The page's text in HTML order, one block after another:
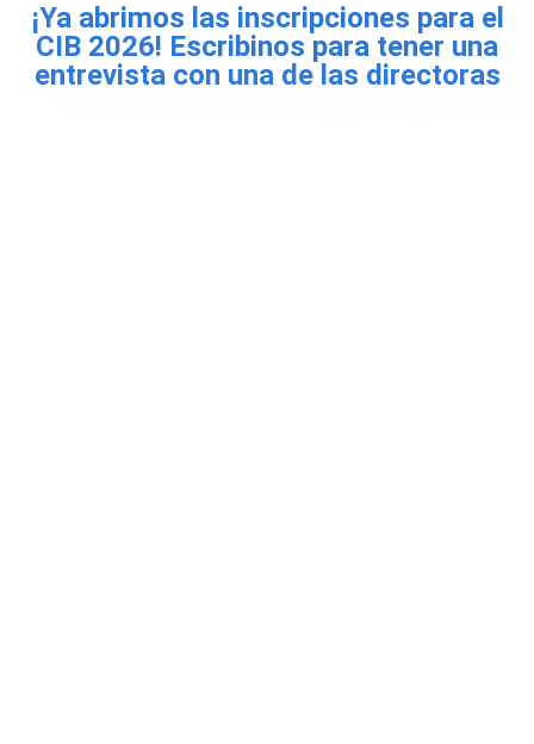
¡Ya abrimos las inscripciones para el
CIB 2026! Escribinos para tener una
entrevista con una de las directoras